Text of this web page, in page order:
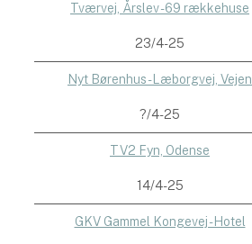
Tværvej, Årslev - 69 rækkehuse
23/4-25
Nyt Børenhus - Læborgvej, Vejen
?/4-25
TV2 Fyn, Odense
14/4-25
GKV Gammel Kongevej - Hotel